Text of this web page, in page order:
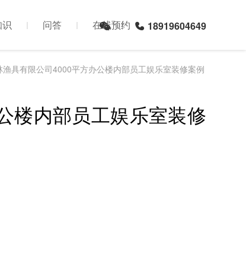
问答 在线预约 18919604649
渔具有限公司4000平方办公楼内部员工娱乐室装修案例
楼内部员工娱乐室装修